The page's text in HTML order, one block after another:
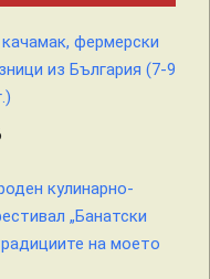
фермерски
из България (7-9
кулинарно-
„Банатски
на моето